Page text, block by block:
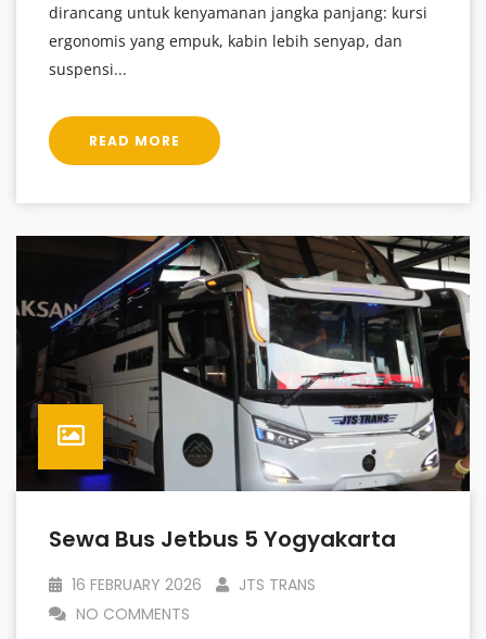
dirancang untuk kenyamanan jangka panjang: kursi
ergonomis yang empuk, kabin lebih senyap, dan
suspensi...
READ MORE
Sewa Bus Jetbus 5 Yogyakarta
16 FEBRUARY 2026
JTS TRANS
NO COMMENTS